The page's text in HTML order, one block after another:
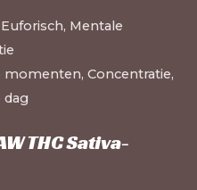
Mentale
momenten, Concentratie,
dag
THC Sativa-